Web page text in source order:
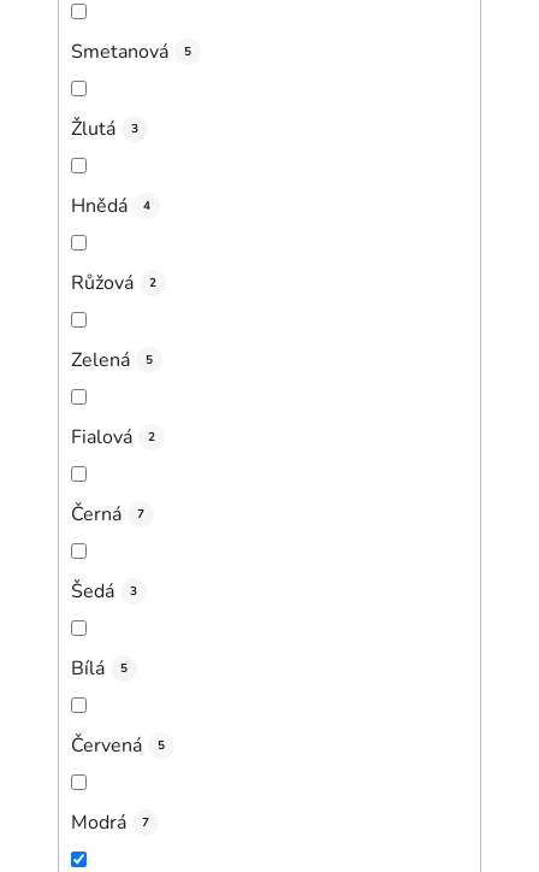
Smetanová 5
Žlutá 3
Hnědá 4
Růžová 2
Zelená 5
Fialová 2
Černá 7
Šedá 3
Bílá 5
Červená 5
Modrá 7